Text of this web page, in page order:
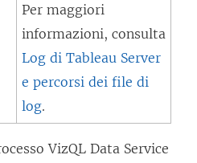
Per maggiori
informazioni, consulta
Log di Tableau Server
e percorsi dei file di
log.
VizQL Data Service